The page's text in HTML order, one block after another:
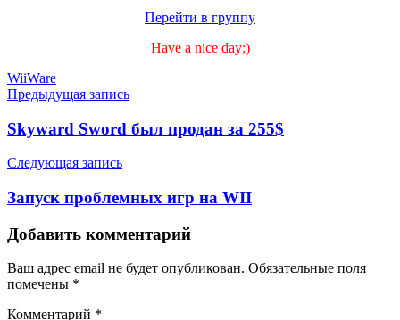
Перейти в группу
Have a nice day;)
Метки
WiiWare
Навигация
по
записям
Предыдущая запись
Skyward Sword был продан за 255$
Следующая запись
Запуск проблемных игр на WII
Добавить комментарий
Ваш адрес email не будет опубликован. Обязательные поля
помечены *
Комментарий *